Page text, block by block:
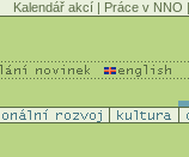
Kalendář akcí | Práce v NNO |